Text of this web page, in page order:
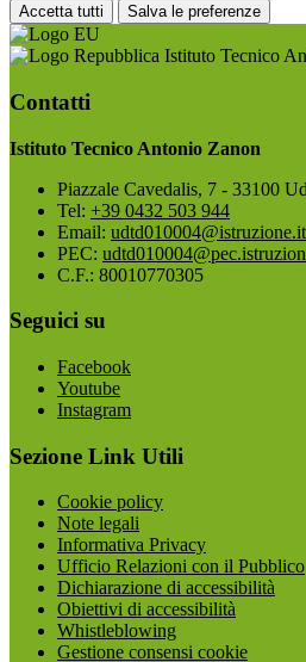
Accetta tutti Salva le preferenze
Istituto Tecnico
Contatti
Istituto Tecnico Antonio Zanon
Piazzale Cavedalis, 7 - 33100
Tel: +39 0432 503 944
Email: udtd010004@istruzione.it
PEC:
C.F.: 80010770305
Seguici su
Facebook
Youtube
Instagram
Sezione Link Utili
Cookie policy
Note legali
Informativa Privacy
Ufficio Relazioni con il Pubblico
Dichiarazione di accessibilità
Obiettivi di accessibilità
Whistleblowing
Gestione consensi cookie